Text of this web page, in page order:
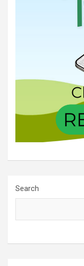
Search